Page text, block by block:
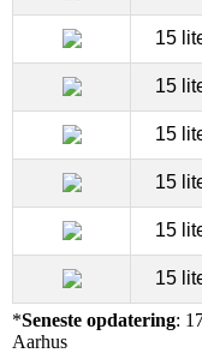
15
15
15
15
15
15
*Seneste opdatering:
Aarhus